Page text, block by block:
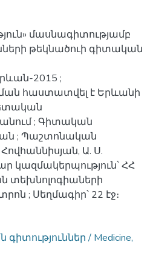
մասնագիտությամբ
թեկնածուի գիտական
2015 ;
հաստատվել է Երևանի
; Գիտական
; Պաշտոնական
Ա. Ս.
կազմակերպություն՝ ՀՀ
տեխնոլոգիաների
; Սեղմագիր՝ 22 էջ։
/ Medicine,